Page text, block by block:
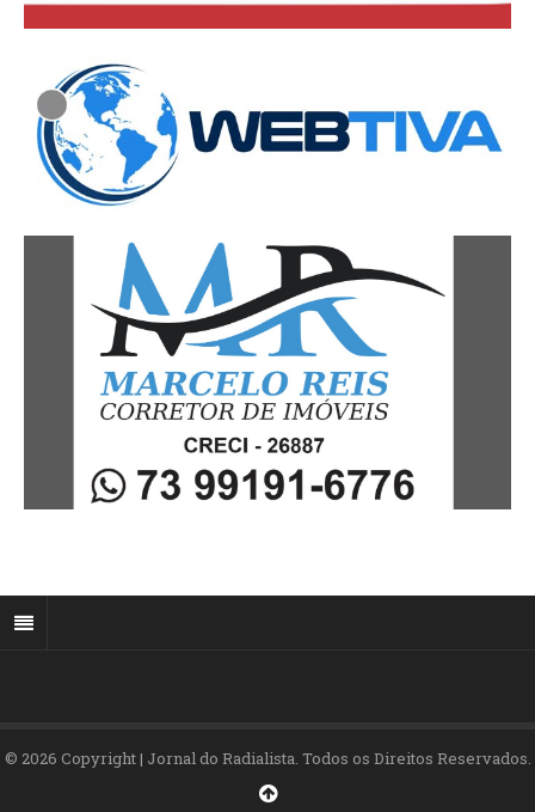
© 2026 Copyright | Jornal do Radialista. Todos os Direitos Reservados.